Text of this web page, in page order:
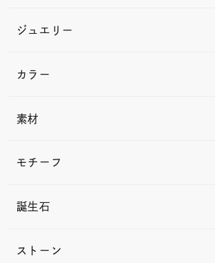
ジュエリー
カラー
素材
モチーフ
誕生石
ストーン